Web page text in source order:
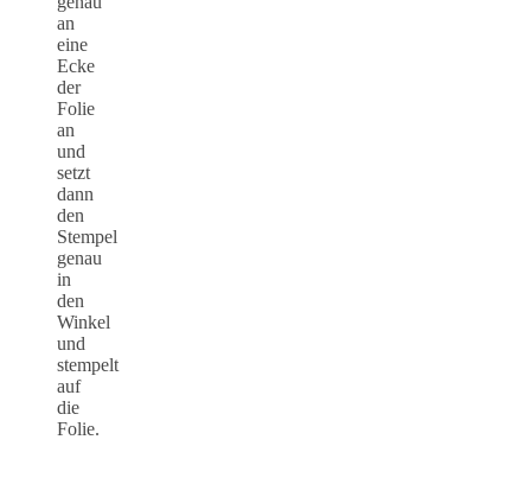
an
eine
Ecke
der
Folie
an
und
setzt
dann
den
Stempel
genau
in
den
Winkel
und
stempelt
auf
die
Folie.